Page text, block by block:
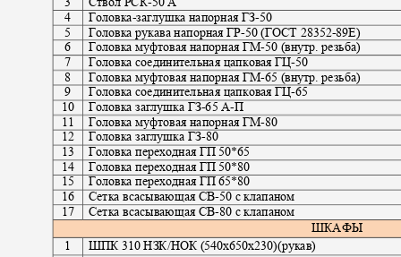
Головка-заглушка напорная ГЗ-50
Головка рукава напорная ГР-50 (ГОСТ 28352-89Е)
Головка муфтовая напорная ГМ-50 (внутр. резьба)
Головка соединительная цапковая ГЦ-50
Головка муфтовая напорная ГМ-65 (внутр. резьба)
Головка соединительная цапковая ГЦ-65
4
5
6
7
8
9
10 Головка заглушка ГЗ-65 А-П
11 Головка муфтовая напорная ГМ-80
12 Головка заглушка ГЗ-80
13 Головка переходная ГП 50*65
14 Головка переходная ГП 50*80
15 Головка переходная ГП65*80
16 Сетка всасывающая СВ-50 с клапаном
17 Сетка всасывающая СВ-80 с клапаном
ШКАФЫ
ШПК 310 НЗК/НОК (540х650х230)(рукав)
1